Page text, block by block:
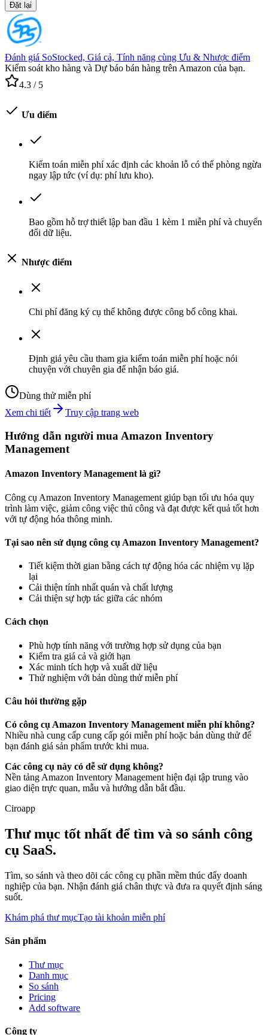
Đặt lại
Đánh giá SoStocked, Giá cả, Tính năng cùng Ưu & Nhược điểm
Kiểm soát kho hàng và Dự báo bán hàng trên Amazon của bạn.
4.3 / 5
Ưu điểm
Kiểm toán miễn phí xác định các khoản lỗ có thể phòng ngừa
ngay lập tức (ví dụ: phí lưu kho).
Bao gồm hỗ trợ thiết lập ban đầu 1 kèm 1 miễn phí và chuyển
đổi dữ liệu.
Nhược điểm
Chi phí đăng ký cụ thể không được công bố công khai.
Định giá yêu cầu tham gia kiểm toán miễn phí hoặc nói
chuyện với chuyên gia để nhận báo giá.
Dùng thử miễn phí
Xem chi tiết
Truy cập trang web
Hướng dẫn người mua Amazon Inventory
Management
Amazon Inventory Management là gì?
Công cụ Amazon Inventory Management giúp bạn tối ưu hóa quy
trình làm việc, giảm công việc thủ công và đạt được kết quả tốt hơn
với tự động hóa thông minh.
Tại sao nên sử dụng công cụ Amazon Inventory Management?
Tiết kiệm thời gian bằng cách tự động hóa các nhiệm vụ lặp
lại
Cải thiện tính nhất quán và chất lượng
Cải thiện sự hợp tác giữa các nhóm
Cách chọn
Phù hợp tính năng với trường hợp sử dụng của bạn
Kiểm tra giá cả và giới hạn
Xác minh tích hợp và xuất dữ liệu
Thử nghiệm với bản dùng thử miễn phí
Câu hỏi thường gặp
Có công cụ Amazon Inventory Management miễn phí không?
Nhiều nhà cung cấp cung cấp gói miễn phí hoặc bản dùng thử để
bạn đánh giá sản phẩm trước khi mua.
Các công cụ này có dễ sử dụng không?
Nền tảng Amazon Inventory Management hiện đại tập trung vào
giao diện trực quan, mẫu và hướng dẫn bắt đầu.
Ciroapp
Thư mục tốt nhất để tìm và so sánh công
cụ SaaS.
Tìm, so sánh và theo dõi các công cụ phần mềm thúc đẩy doanh
nghiệp của bạn. Nhận đánh giá chân thực và đưa ra quyết định sáng
suốt.
Khám phá thư mụcTạo tài khoản miễn phí
Sản phẩm
Thư mục
Danh mục
So sánh
Pricing
Add software
Công ty